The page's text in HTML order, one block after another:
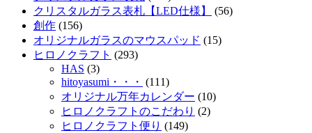
クリスタルガラス表札【LED仕様】
(56)
創作 (156)
オリジナルガラスのマウスパッド (15)
ヒロノクラフト (293)
HAS (3)
hitoyasumi・・・ (111)
オリジナル万年カレンダー (10)
ヒロノクラフトのこだわり (2)
ヒロノクラフト便り (149)